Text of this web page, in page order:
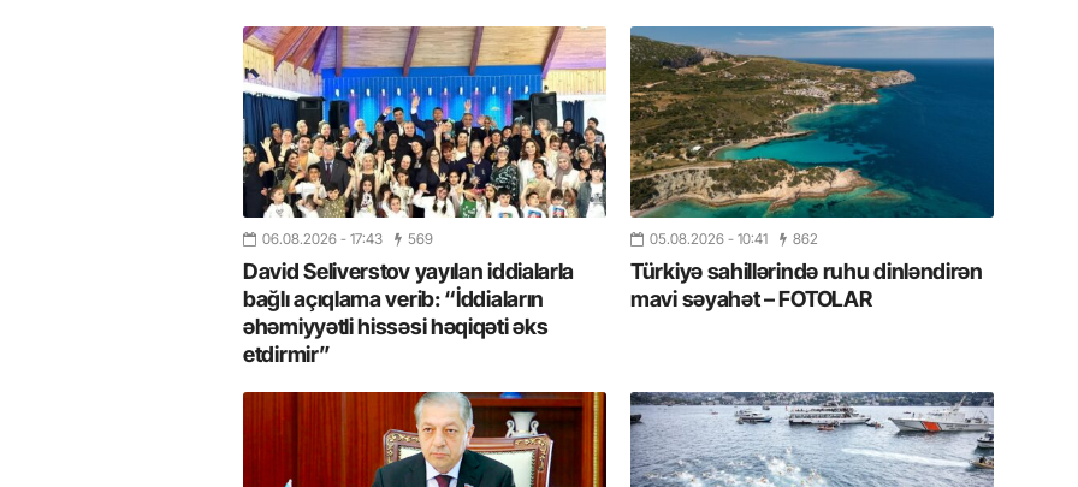
06.08.2026 - 17:43 569
David Seliverstov yayılan iddialarla
bağlı açıqlama verib: “İddiaların
əhəmiyyətli hissəsi həqiqəti əks
etdirmir”
05.08.2026 - 10:41 862
Türkiyə sahillərində ruhu dinləndirən
mavi səyahət – FOTOLAR